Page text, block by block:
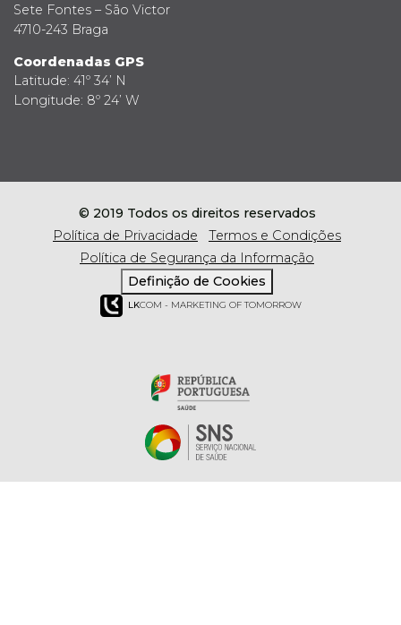
Sete Fontes – São Victor
4710-243 Braga
Coordenadas GPS
Latitude: 41º 34’ N
Longitude: 8º 24’ W
© 2019 Todos os direitos reservados
Política de Privacidade
Termos e Condições
Política de Segurança da Informação
Definição de Cookies
LKCOM - MARKETING OF TOMORROW